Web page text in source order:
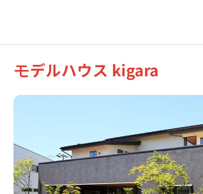
モデルハウス kigara